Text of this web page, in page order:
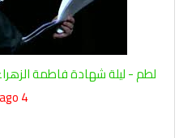
لطم - ليلة شهادة فاطمة الزهراء
4 years ago